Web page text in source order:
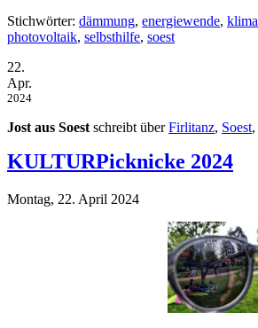
Stichwörter: dämmung, energiewende, klima
photovoltaik, selbsthilfe, soest
22.
Apr.
2024
Jost aus Soest schreibt überFirlitanz, Soest,
KULTURPicknicke 2024
Montag, 22. April 2024